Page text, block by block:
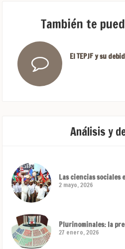
También te
El TEPJF y su
Análisis y
Las ciencias sociales
2 mayo, 2026
Plurinominales: la
27 enero, 2026